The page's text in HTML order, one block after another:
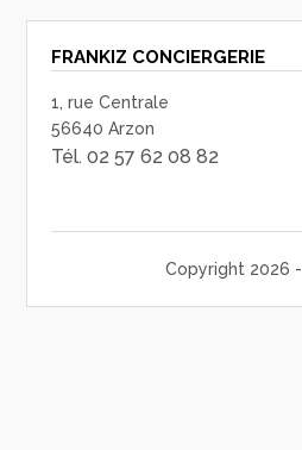
FRANKIZ CONCIERGERIE
1, rue Centrale
56640 Arzon
Tél. 02 57 62 08 82
Copyright 2026 -